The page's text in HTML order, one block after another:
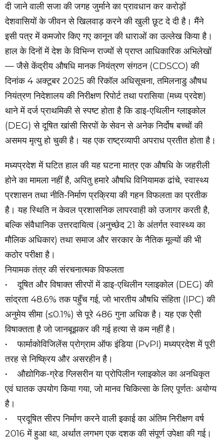
दी जाने वाली सजा की जगह जुर्माने का प्रावधान कर करोड़ों
देशवासियों के जीवन से खिलवाड़ करने की खुली छूट दे दी है। मैंने
इसी पत्र में कमजोर किए गए कानून की धाराओं का उल्लेख किया है।
हाल के दिनों में देश के विभिन्न राज्यों से प्राप्त आधिकारिक अभिलेखों
— जैसे केंद्रीय औषधि मानक नियंत्रण संगठन (CDSCO) की
दिनांक 4 अक्टूबर 2025 की रिकॉल अधिसूचना, तमिलनाडु औषध
नियंत्रण निदेशालय की निरीक्षण रिपोर्ट तथा परासिया (मध्य प्रदेश)
थाने में दर्ज प्राथमिकी से स्पष्ट होता है कि डाइ-एथिलीन ग्लाइकोल
(DEG) से दूषित खांसी सिरपों के सेवन से अनेक निर्दोष बच्चों की
असमय मृत्यु हो चुकी है। यह एक राष्ट्रव्यापी अपराध प्रतीत होता है।
मध्यप्रदेश में घटित हाल की यह घटना मात्र एक औषधि के जहरीली
होने का मामला नहीं है, अपितु हमारे औषधि विनियामक ढांचे, स्वास्थ्य
प्रशासन तथा नीति-निर्माण प्रक्रिया की गहन विफलता का प्रतीक
है। यह स्थिति न केवल प्रशासनिक लापरवाही को उजागर करती है,
बल्कि संवैधानिक उत्तरदायित्व (अनुच्छेद 21 के अंतर्गत स्वास्थ्य का
मौलिक अधिकार) तथा समाज और सरकार के नैतिक मूल्यों की भी
कठोर परीक्षा है।
नियामक तंत्र की संरचनात्मक विफलता
• दूषित और विषाक्त सीरपों में डाइ-एथिलीन ग्लाइकोल (DEG) की
सांद्रता 48.6% तक पहुँच गई, जो भारतीय औषधि संहिता (IPC) की
अनुमेय सीमा (≤0.1%) से पूरे 486 गुना अधिक है। यह एक ऐसी
विषाक्तता है जो जानबूझकर की गई हत्या से कम नहीं है।
• फार्माकोविजिलेंस प्रोग्राम ऑफ इंडिया (PvPI) मध्यप्रदेश में पूरी
तरह से निष्क्रिय और असरहीन है।
• औद्योगिक-ग्रेड ग्लिसरीन या प्रोपिलीन ग्लाइकोल का अनधिकृत
एवं घातक उपयोग किया गया, जो मानव चिकित्सा के लिए पूर्णतः अयोग्य
है।
• प्रदूषित सीरप निर्माण करने वाली इकाई का अंतिम निरीक्षण वर्ष
2016 में हुआ था, अर्थात लगभग एक दशक की संपूर्ण उपेक्षा की गई।